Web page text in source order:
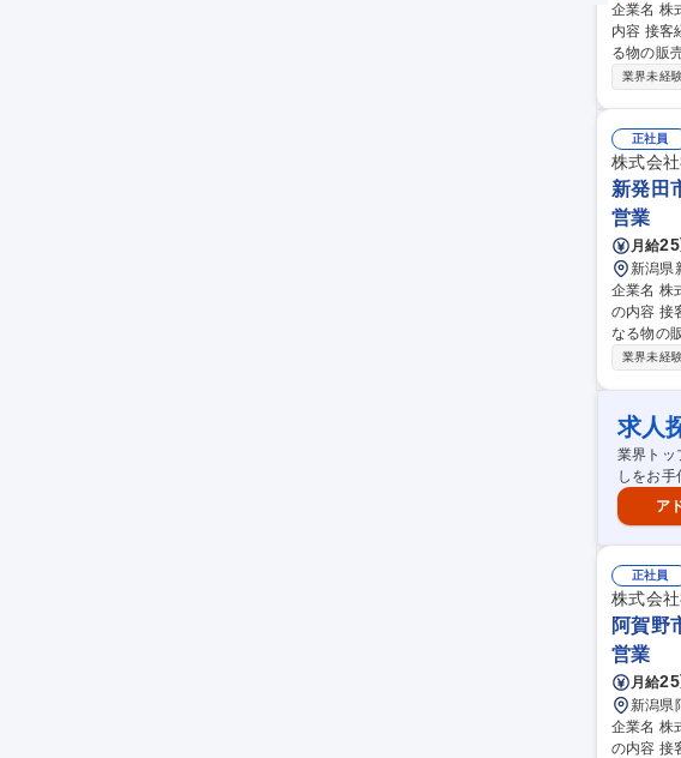
企業名 株式会社福宝 求人名 柏崎市【販売/営業経験あ
内容 接客
る物の販売
く、家紋
一度の感
業界未経
正社員
株式会
新発田
営業
月給
新潟県
企業名 株式会社福宝 求人名 新発田市【販売/営業経験
の内容 接
なる物の販
なく、家
一生に一
業界未経
求人
業界トッ
しをお手
ア
正社員
株式会
阿賀野
営業
月給
新潟県
企業名 株式会社福宝 求人名 阿賀野市【販売/営業経験
の内容 接